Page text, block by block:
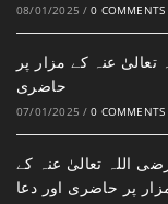
08/01/2025 / 0 COMMENTS
عنہ کے مزار پر
حاضری
07/01/2025 / 0 COMMENTS
اللہ تعالیٰ عنہ کے
پر حاضری اور دعا